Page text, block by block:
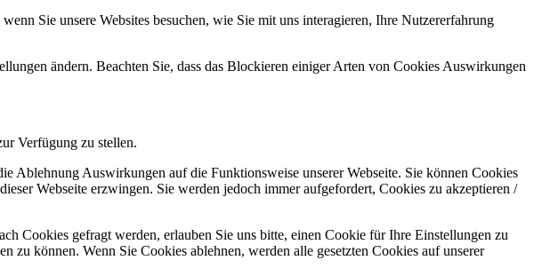
Sie unsere Websites besuchen, wie Sie mit uns interagieren, Ihre Nutzererfahrung
ändern. Beachten Sie, dass das Blockieren einiger Arten von Cookies Auswirkungen
Verfügung zu stellen.
Ablehnung Auswirkungen auf die Funktionsweise unserer Webseite. Sie können Cookies
Webseite erzwingen. Sie werden jedoch immer aufgefordert, Cookies zu akzeptieren /
Cookies gefragt werden, erlauben Sie uns bitte, einen Cookie für Ihre Einstellungen zu
zu können. Wenn Sie Cookies ablehnen, werden alle gesetzten Cookies auf unserer